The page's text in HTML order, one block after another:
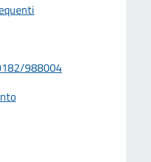
988004